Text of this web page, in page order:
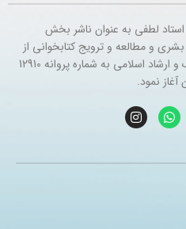
استاد لطفی به عنوان ناشر بخش
و مطالعه و ترویج کتابخوانی از
سال 1394 با مجوز از وزارت فرهنگ و ارشاد اسلامی به شماره پروانه 12910
نمود.